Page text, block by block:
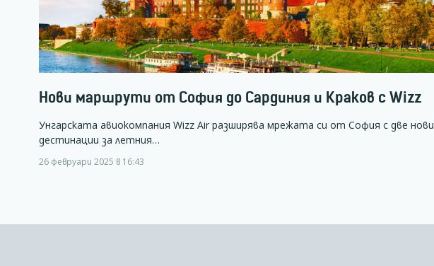
Нови маршрути от София до Сардиния и Краков с Wizz
Унгарската авиокомпания Wizz Air разширява мрежата си от София с две нови
дестинации за летния…
26 февруари 2025 в 16:43